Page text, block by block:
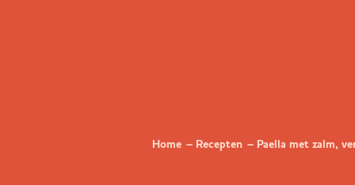
Home Recepten Paella met zalm,